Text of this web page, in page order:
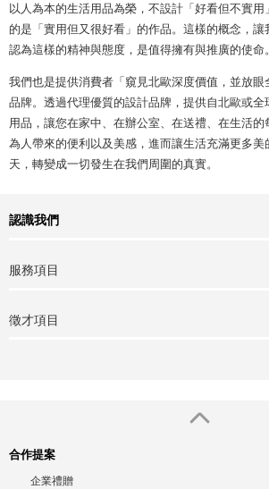
以人為本的生活用品為榮，不設計「好看但不實
的是「實用但又很好看」的作品。這樣的概念，讓
認為這樣的精神與態度，是值得擁有與推廣的使命。
我們也是提供消費者「窺見北歐深度價值，並放
品牌。透過代理優質的設計品牌，提供自北歐或
用品，讓您在家中、在辦公室、在送禮、在生活
為人帶來的便利以及美感，進而讓生活充滿更多美
天，轉變成一切發生在我們周圍的真實。
認識我們
服務項目
徵才項目
合作提案
企業禮贈